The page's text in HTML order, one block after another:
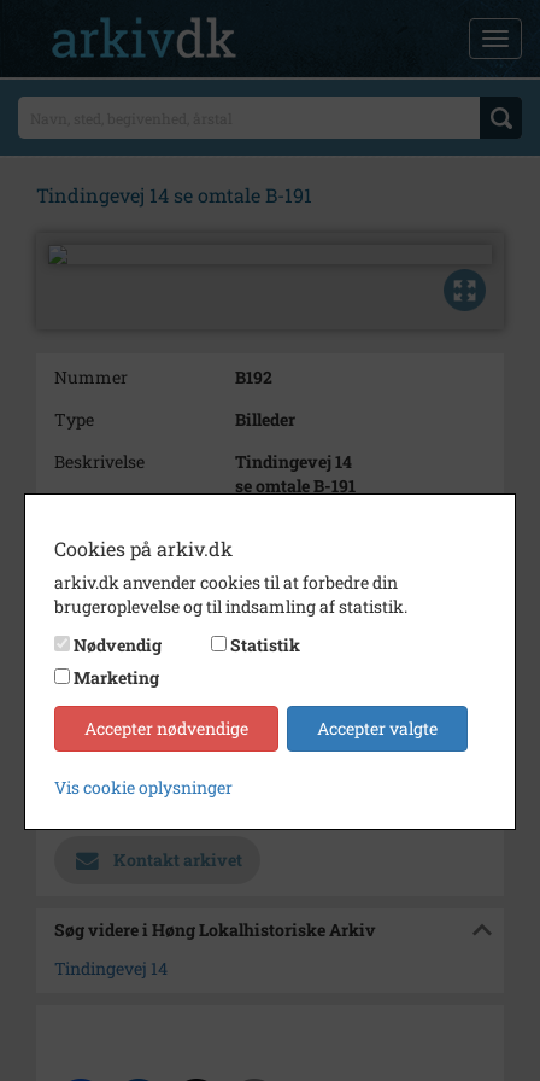
Tindingevej 14 se omtale B-191
Nummer
B192
Type
Billeder
Beskrivelse
Tindingevej 14
se omtale B-191
Dateringsnote
1985
Fotograf
Hanne Knüppel
Se på kort
Enhed
Finderup Sogn (Kalundborg
Kontakt arkivet
Søg videre i Høng Lokalhistoriske Arkiv
Tindingevej 14
Cookies på arkiv.dk
arkiv.dk anvender cookies til at forbedre din
brugeroplevelse og til indsamling af statistik.
Nødvendig
Statistik
Marketing
Accepter nødvendige Accepter valgte
Vis cookie oplysninger